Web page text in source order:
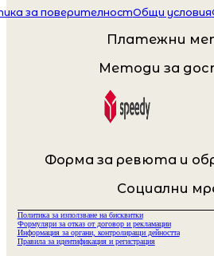
за поверителностОбщи условия
Платежни
Методи за
Форма за ревюта и
Социални
Политика за използване на бисквитки
Формуляри за отказ от договор и рекламации
Информация за органи, контролиращи дейността
Правила за идентификация и регистрация